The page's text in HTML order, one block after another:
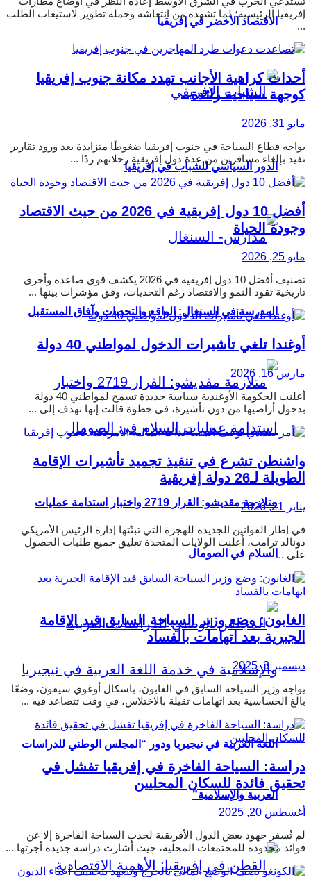
الاقتصاد الأخضر في إفريقيا
الدور السياسي للشباب في إفريقيا
المدرسة في السنغال: الواقع والتحديات وآفاق المستقبل
متلازمة مقديشو: القرار 2719 واختبار استدامة عمليات
السلام في الصومال
اللغة العربية في نيجيريا ودور “المجلس الوطني للدراسات
العربية والإسلامية”
إفريقيا الرئيسية؛ لما تشهده من انتعاشة وحملة تطوير لاستيعاب الطلب
...
أحداث كراهية الأجانب تهدد مكانة جنوب إفريقيا
كوجهة سياحية رائدة
مايو 31, 2026
يواجه قطاع السياحة في جنوب إفريقيا ضغوطًا متزايدة بعد ورود تقارير
تفيد بإلغاء مسافرين من عدة دول إفريقية رحلاتهم ردًا ...
أفضل 10 دول إفريقية في 2026 من حيث الاقتصاد
وجودة الحياة
مايو 25, 2026
تصنيف أفضل 10 دول إفريقية في 2026 يكشف قوى صاعدة وأخرى
تاريخية تقود النمو والاقتصاد رغم التحديات، وفق مؤشرات بينها ...
أوغندا تلغي تأشيرات الدخول لمواطني 40 دولة
مارس 16, 2026
أعلنت الحكومة الأوغندية سياسة جديدة تسمح لمواطني 40 دولة
بدخول أراضيها من دون تأشيرة، في خطوة قالت إنها تهدف إلى ...
واشنطن تشرع في تنفيذ تجميد تأشيرات الإقامة
الطويلة لـ26 دولة إفريقية
يناير 21, 2026
في إطار القوانين الجديدة للهجرة التي تبنّتها إدارة الرئيس الأمريكي
دونالد ترامب، أعلنت الولايات المتحدة تعليق جميع طلبات الحصول
على ...
الغابون: وضع وزير السياحة السابق قيد الإقامة
الجبرية بعد اتهامات بالفساد
ديسمبر 3, 2025
يواجه وزير السياحة السابق في الغابون، باسكال أوغوي سيفون، وضعًا
بالغ الحساسية بعد اتهامات ثقيلة بالاختلاس، في وقت تتصاعد فيه ...
دراسة: السياحة الفاخرة في إفريقيا تفشل في
تحقيق فائدة للسكان المحليين
أغسطس 20, 2025
لم تُسفر جهود بعض الدول الأفريقية لجذب السياحة الفاخرة إلا عن
فوائد محدودة للمجتمعات المحلية، حيث أشارت دراسة جديدة أجرتها ...